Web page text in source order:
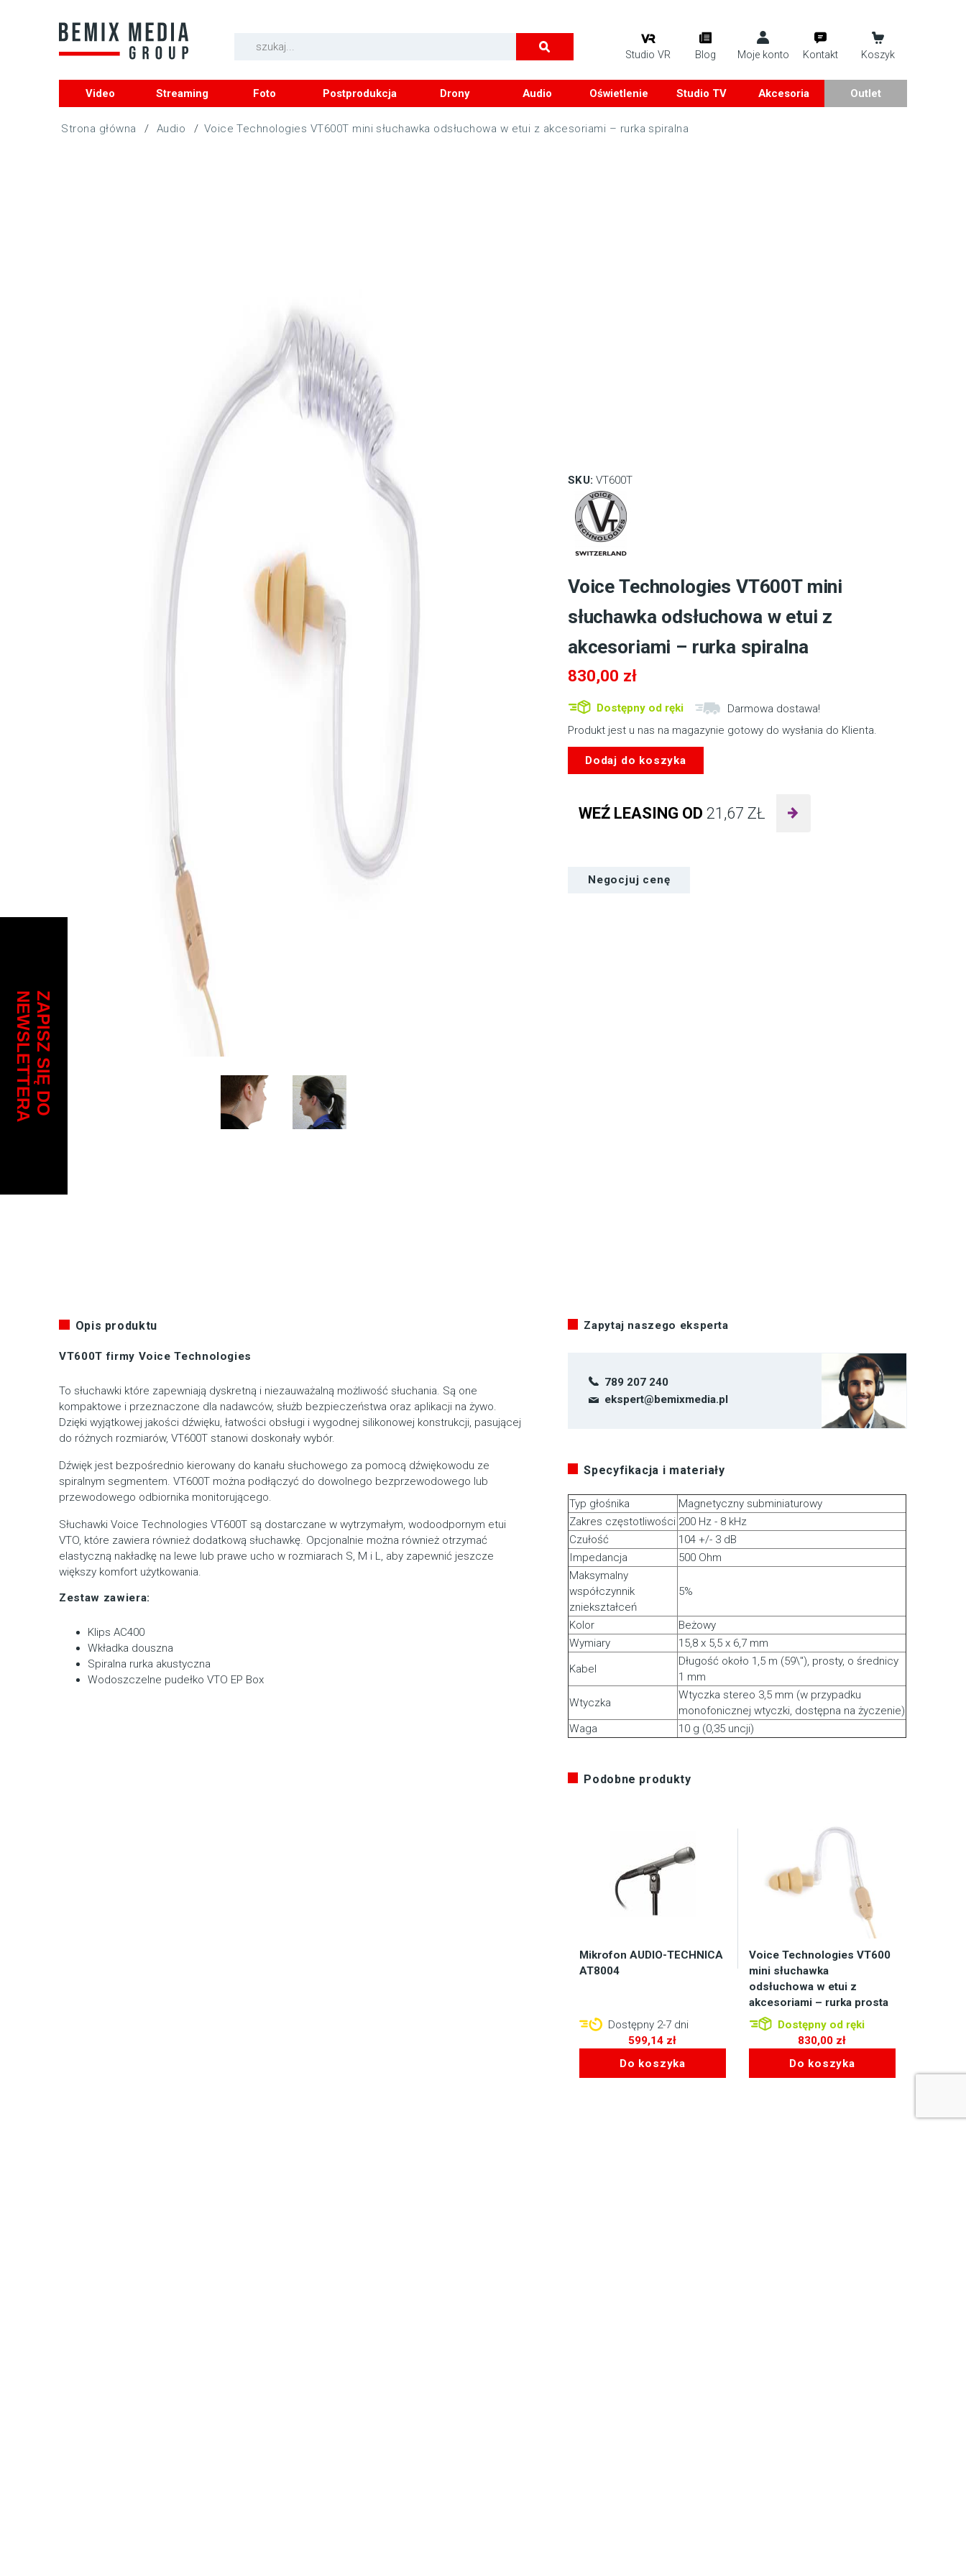
Studio VR Blog Moje konto Kontakt Koszyk
Video Streaming Foto Postprodukcja Drony Audio Oświetlenie Studio TV Akcesoria Outlet
/ Audio / Voice Technologies VT600T mini słuchawka odsłuchowa w etui z akcesoriami – rurka spiralna
SKU: VT600T
Voice Technologies VT600T mini
słuchawka odsłuchowa w etui z
akcesoriami – rurka spiralna
830,00 zł
Dostępny od ręki
Darmowa dostawa!
Produkt jest u nas na magazynie gotowy do wysłania do Klienta.
Dodaj do koszyka
ilość
miniWEŹ LEASING OD 21,67 ZŁ
Negocjuj cenę
Opis produktu
VT600T firmy Voice Technologies
To słuchawki które zapewniają dyskretną i niezauważalną możliwość słuchania. Są one
kompaktowe i przeznaczone dla nadawców, służb bezpieczeństwa oraz aplikacji na żywo.
Dzięki wyjątkowej jakości dźwięku, łatwości obsługi i wygodnej silikonowej konstrukcji, pasującej
do różnych rozmiarów, VT600T stanowi doskonały wybór.
Dźwięk jest bezpośrednio kierowany do kanału słuchowego za pomocą dźwiękowodu ze
spiralnym segmentem. VT600T można podłączyć do dowolnego bezprzewodowego lub
przewodowego odbiornika monitorującego.
Słuchawki Voice Technologies VT600T są dostarczane w wytrzymałym, wodoodpornym etui
VTO, które zawiera również dodatkową słuchawkę. Opcjonalnie można również otrzymać
elastyczną nakładkę na lewe lub prawe ucho w rozmiarach S, M i L, aby zapewnić jeszcze
większy komfort użytkowania.
Zestaw zawiera:
Klips AC400
Wkładka douszna
Spiralna rurka akustyczna
Wodoszczelne pudełko VTO EP Box
Zapytaj naszego eksperta
789 207 240
ekspert@bemixmedia.pl
Specyfikacja i materiały
Typ głośnika
Magnetyczny subminiaturowy
Zakres częstotliwości 200 Hz - 8 kHz
Czułość
104 +/- 3 dB
Impedancja
500 Ohm
Maksymalny
współczynnik
zniekształceń
5%
Kolor
Beżowy
Wymiary
15,8 x 5,5 x 6,7 mm
Kabel
Długość około 1,5 m (59\"), prosty, o średnicy
1 mm
Wtyczka
Wtyczka stereo 3,5 mm (w przypadku
monofonicznej wtyczki, dostępna na życzenie)
Waga
10 g (0,35 uncji)
Podobne produkty
Mikrofon AUDIO-TECHNICA
AT8004
Dostępny 2-7 dni
599,14 zł
Do koszyka
Voice Technologies VT600
mini słuchawka
odsłuchowa w etui z
akcesoriami – rurka prosta
Dostępny od ręki
830,00 zł
Do koszyka